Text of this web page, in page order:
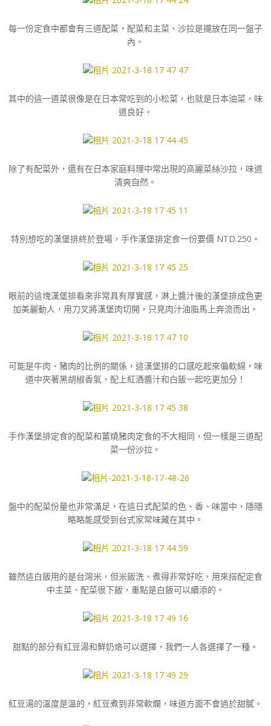
每一份定食中都會有三道配菜，配菜和主菜、沙拉是擺放在同一盤子
內。
其中的這一道菜很像是在日本常吃到的小松菜，也就是日本油菜，味
道良好。
除了有配菜外，還有在日本家庭料理中常出現的高麗菜絲沙拉，味道
清爽自然。
特別想吃的漢堡排終於登場，手作漢堡排定食一份要價 NTD.250。
眼前的這塊漢堡排看來非常具有厚實感，淋上醬汁後的漢堡排成色更
加美麗動人，用刀叉將漢堡肉切開，只見肉汁油脂馬上奔流而出。
可能是牛肉、豬肉的比例的關係，這漢堡排的口感吃起來偏軟綿，味
道中夾著黑胡椒香氣，配上紅酒醬汁和白飯一起吃更加分！
手作漢堡排定食的配菜和薑燒豬肉定食的不大相同，但一樣是三道配
菜一份沙拉。
盤中的配菜份量也非常滿足，在這日式配菜的色、香、味當中，隱隱
略略能感受到台式家常味藏在其中。
雖然這白飯用的是台灣米，但米飯洗、煮得非常好吃，用來搭配定食
中主菜、配菜很下飯，重點是白飯可以續添的。
甜點的部分有紅豆湯和鮮奶烙可以選擇，我們一人各選擇了一種。
紅豆湯的溫度是溫的，紅豆煮到非常軟爛，味道方面不會過於甜膩。